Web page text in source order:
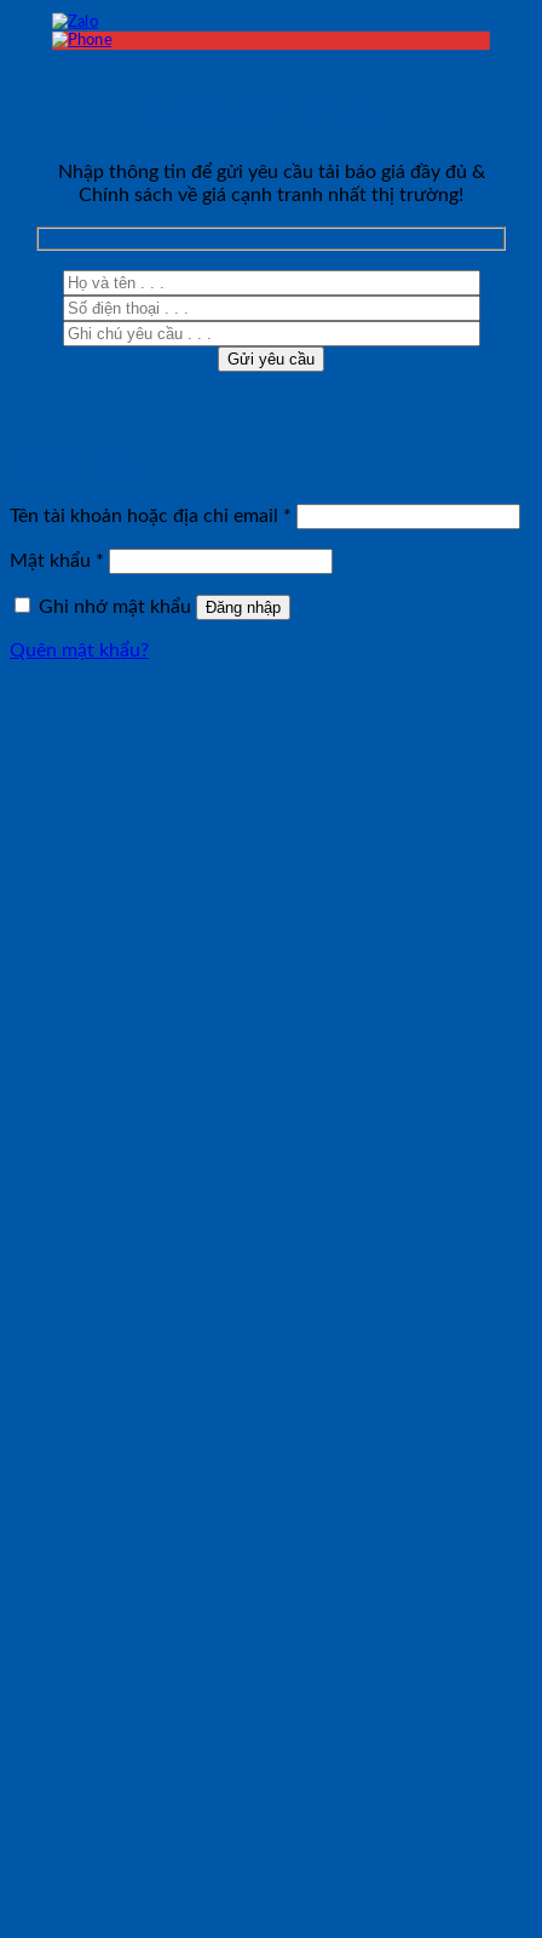
Nhập thông tin để gửi yêu cầu tải báo giá đầy đủ &
Chính sách về giá cạnh tranh nhất thị trường!
Tên tài khoản hoặc địa chỉ email *
Mật khẩu *
Ghi nhớ mật khẩu
Đăng nhập
Quên mật khẩu?